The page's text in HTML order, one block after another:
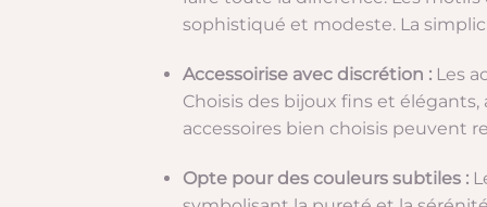
sophistiqué et modeste. La
Accessoirise avec discrétion :Les
Choisis des bijoux fins et
accessoires bien choisis peuvent
Opte pour des couleurs subtiles :